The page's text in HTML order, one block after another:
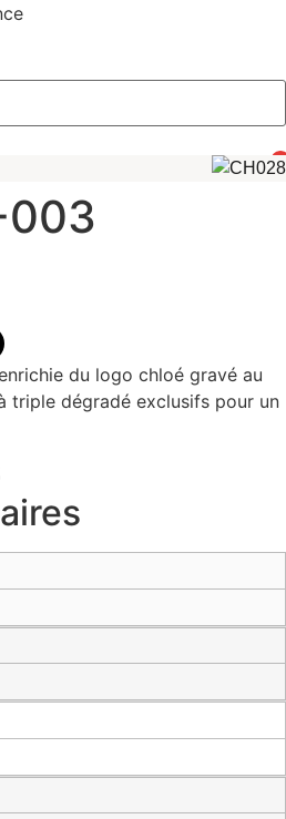
0
003
du logo chloé gravé au
triple dégradé exclusifs pour un